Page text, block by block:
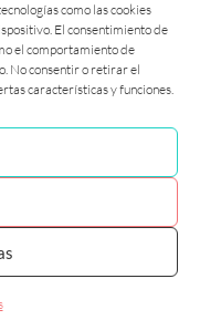
como las cookies
El consentimiento de
el comportamiento de
No consentir o retirar el
características y funciones.
de privacidad
por Marketing
Dietz